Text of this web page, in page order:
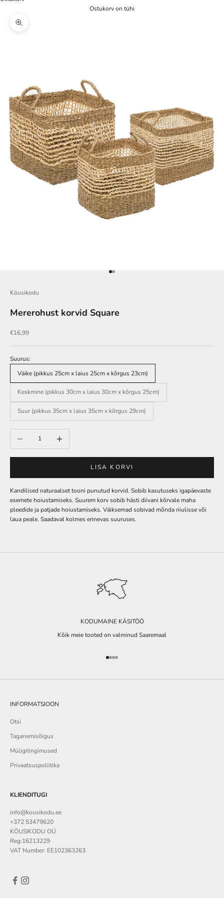
Ostukorv on tühi
Zoom
Go to item 1
Go to item 2
Köusikodu
Mererohust korvid Square
Soodushind
€16,99
Suurus:
Väike (pikkus 25cm x laius 25cm x kõrgus 23cm)
Keskmine (pikkus 30cm x laius 30cm x kõrgus 25cm)
Suur (pikkus 35cm x laius 35cm x kõrgus 29cm)
LISA KORVI
Kandilised naturaalset tooni punutud korvid. Sobib kasutuseks igapäevaste
esemete hoiustamiseks. Suurem korv sobib hästi diivani kõrvale maha
pleedide ja patjade hoiustamiseks. Väiksemad sobivad mõnda riiulisse või
laua peale. Saadaval kolmes erinevas suuruses.
KODUMAINE KÄSITÖÖ
Kõik meie tooted on valminud Saaremaal
Go to item 1
Go to item 2
Go to item 3
Go to item 4
INFORMATSIOON
Otsi
Taganemisõigus
Müügitingimused
Privaatsuspoliitika
KLIENDITUGI
info@kousikodu.ee
+372 53479620
KÖUSIKODU OÜ
Reg:16213229
VAT Number: EE102363263